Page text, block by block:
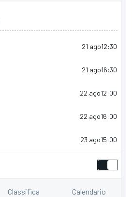
21 ago12:30
21 ago16:30
22 ago12:00
22 ago16:00
23 ago15:00
Classifica Calendario